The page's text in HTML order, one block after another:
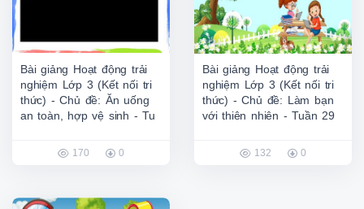
Bài giảng Hoạt động trải
nghiệm Lớp 3 (Kết nối tri
thức) - Chủ đề: Ăn uống
an toàn, hợp vệ sinh - Tu
170 0
Bài giảng Hoạt động trải
nghiệm Lớp 3 (Kết nối tri
thức) - Chủ đề: Làm bạn
với thiên nhiên - Tuần 29
132 0